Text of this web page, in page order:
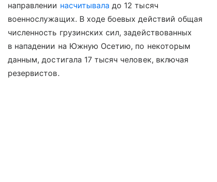
направлении насчитывала до 12 тысяч
военнослужащих. В ходе боевых действий общая
численность грузинских сил, задействованных
в нападении на Южную Осетию, по некоторым
данным, достигала 17 тысяч человек, включая
резервистов.